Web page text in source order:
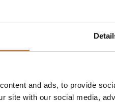
and ads, to provide
site with our social media,
an
und den
zu
nicht eine